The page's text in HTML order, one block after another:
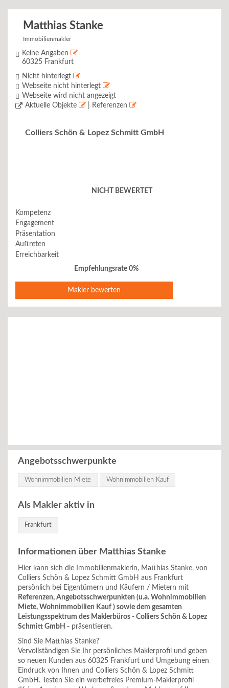
Matthias Stanke
Immobilienmakler
Keine Angaben
60325 Frankfurt
Nicht hinterlegt
Webseite nicht hinterlegt
Webseite wird nicht angezeigt
Aktuelle Objekte
| Referenzen
Colliers Schön & Lopez Schmitt GmbH
NICHT BEWERTET
Kompetenz
Engagement
Präsentation
Auftreten
Erreichbarkeit
Empfehlungsrate 0%
Makler bewerten
Angebotsschwerpunkte
Wohnimmobilien Miete Wohnimmobilien Kauf
Als Makler aktiv in
Frankfurt
Informationen über Matthias Stanke
Hier kann sich die Immobilienmaklerin, Matthias Stanke, von
Colliers Schön & Lopez Schmitt GmbH aus Frankfurt
persönlich bei Eigentümern und Käufern / Mietern mit
Referenzen, Angebotsschwerpunkten (u.a. Wohnimmobilien
Miete, Wohnimmobilien Kauf ) sowie dem gesamten
Leistungsspektrum des Maklerbüros - Colliers Schön & Lopez
Schmitt GmbH - präsentieren.
Sind Sie Matthias Stanke?
Vervollständigen Sie Ihr persönliches Maklerprofil und geben
so neuen Kunden aus 60325 Frankfurt und Umgebung einen
Eindruck von Ihnen und Colliers Schön & Lopez Schmitt
GmbH. Testen Sie ein werbefreies Premium-Maklerprofil